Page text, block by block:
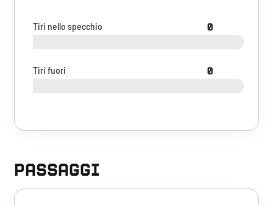
Tiri nello specchio 0
Tiri fuori 0
PASSAGGI